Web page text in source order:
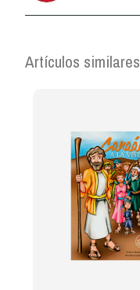
Artículos similares